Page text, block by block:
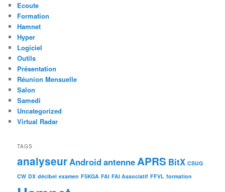
Ecoute
Formation
Hamnet
Hyper
Logiciel
Outils
Présentation
Réunion Mensuelle
Salon
Samedi
Uncategorized
Virtual Radar
TAGS
analyseurAndroidantenneAPRS BitX CSUG
CW DX décibel examen F5KGA FAI FAI Associatif FFVL formation